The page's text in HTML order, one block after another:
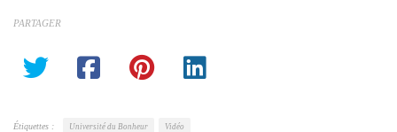
PARTAGER
Étiquettes : Université du Bonheur Vidéo